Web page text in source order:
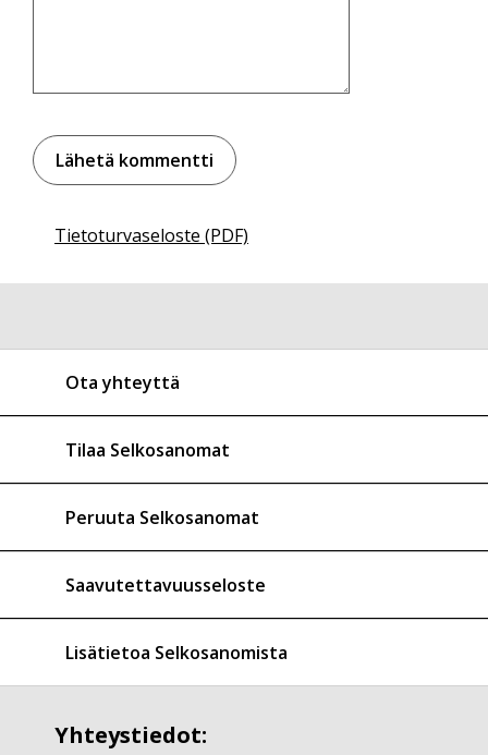
Tietoturvaseloste (PDF)
Ota yhteyttä
Tilaa Selkosanomat
Peruuta Selkosanomat
Saavutettavuusseloste
Lisätietoa Selkosanomista
Yhteystiedot: